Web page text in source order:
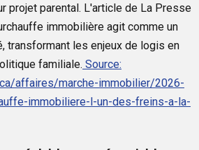
projet parental. L'article de La Presse
immobilière agit comme un
transformant les enjeux de logis en
familiale. Source:
affaires/marche-immobilier/2026-
immobiliere-l-un-des-freins-a-la-